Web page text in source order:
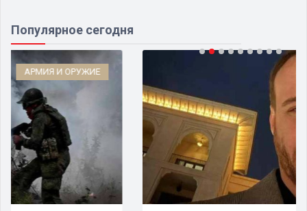
Популярное сегодня